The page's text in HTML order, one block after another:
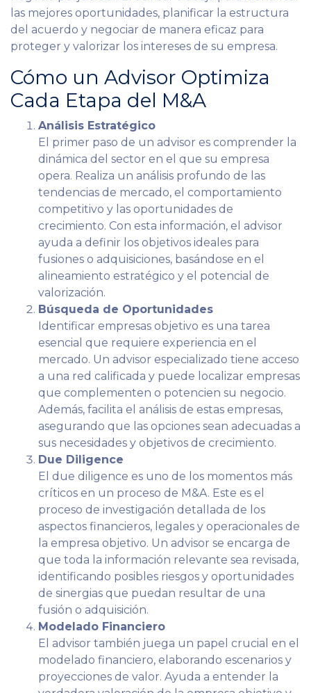
las mejores oportunidades, planificar la estructura
del acuerdo y negociar de manera eficaz para
proteger y valorizar los intereses de su empresa.
Cómo un Advisor Optimiza
Cada Etapa del M&A
Análisis Estratégico
El primer paso de un advisor es comprender la
dinámica del sector en el que su empresa
opera. Realiza un análisis profundo de las
tendencias de mercado, el comportamiento
competitivo y las oportunidades de
crecimiento. Con esta información, el advisor
ayuda a definir los objetivos ideales para
fusiones o adquisiciones, basándose en el
alineamiento estratégico y el potencial de
valorización.
Búsqueda de Oportunidades
Identificar empresas objetivo es una tarea
esencial que requiere experiencia en el
mercado. Un advisor especializado tiene acceso
a una red calificada y puede localizar empresas
que complementen o potencien su negocio.
Además, facilita el análisis de estas empresas,
asegurando que las opciones sean adecuadas a
sus necesidades y objetivos de crecimiento.
Due Diligence
El due diligence es uno de los momentos más
críticos en un proceso de M&A. Este es el
proceso de investigación detallada de los
aspectos financieros, legales y operacionales de
la empresa objetivo. Un advisor se encarga de
que toda la información relevante sea revisada,
identificando posibles riesgos y oportunidades
de sinergias que puedan resultar de una
fusión o adquisición.
Modelado Financiero
El advisor también juega un papel crucial en el
modelado financiero, elaborando escenarios y
proyecciones de valor. Ayuda a entender la